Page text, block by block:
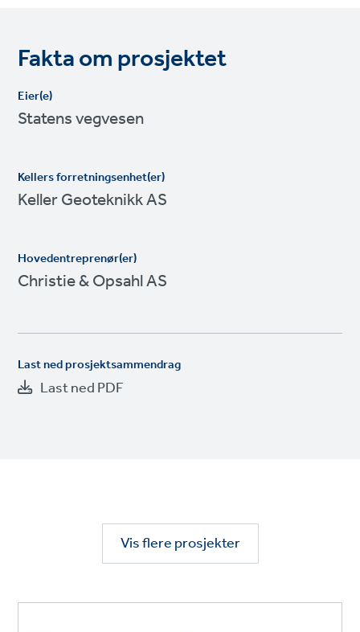
Fakta om prosjektet
Eier(e)
Statens vegvesen
Kellers forretningsenhet(er)
Keller Geoteknikk AS
Hovedentreprenør(er)
Christie & Opsahl AS
Last ned prosjektsammendrag
Last ned PDF
Vis flere prosjekter